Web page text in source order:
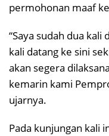
permohonan maaf
“Saya sudah dua
kali datang ke sini
akan segera
kemarin kami
ujarnya.
Pada kunjungan kali